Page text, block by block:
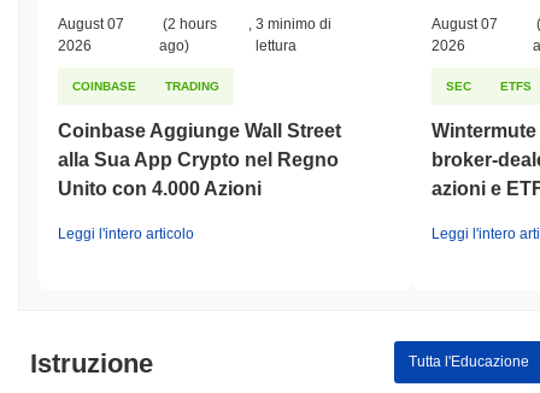
August 07
2026
(2 hours
ago)
,3 minimo di
lettura
COINBASE TRADING
Coinbase Aggiunge Wall Street
alla Sua App Crypto nel Regno
Unito con 4.000 Azioni
Leggi l'intero articolo
August 07
2026
SEC ETFS
broker-
azioni e
Leggi l'intero
Istruzione Tutta l'Educazione